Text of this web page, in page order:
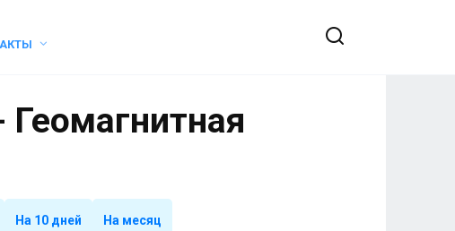
На 10 дней На месяц